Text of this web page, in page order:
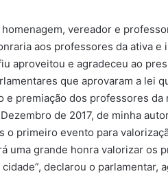
vereador e
aos professores da ativa e
aproveitou e agradeceu ao
que aprovaram a lei
e premiação dos professores da
de 2017, de minha
o primeiro evento para
uma grande honra valorizar os
declarou o parlamentar,